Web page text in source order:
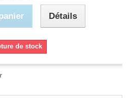
Détails
de stock